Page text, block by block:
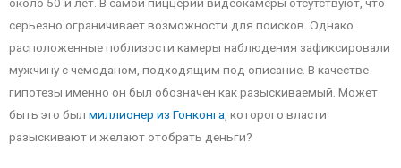
серьезно ограничивает возможности для поисков. Однако
расположенные поблизости камеры наблюдения зафиксировали
мужчину с чемоданом, подходящим под описание. В качестве
гипотезы именно он был обозначен как разыскиваемый. Может
быть это был миллионер из Гонконга , которого власти
разыскивают и желают отобрать деньги?